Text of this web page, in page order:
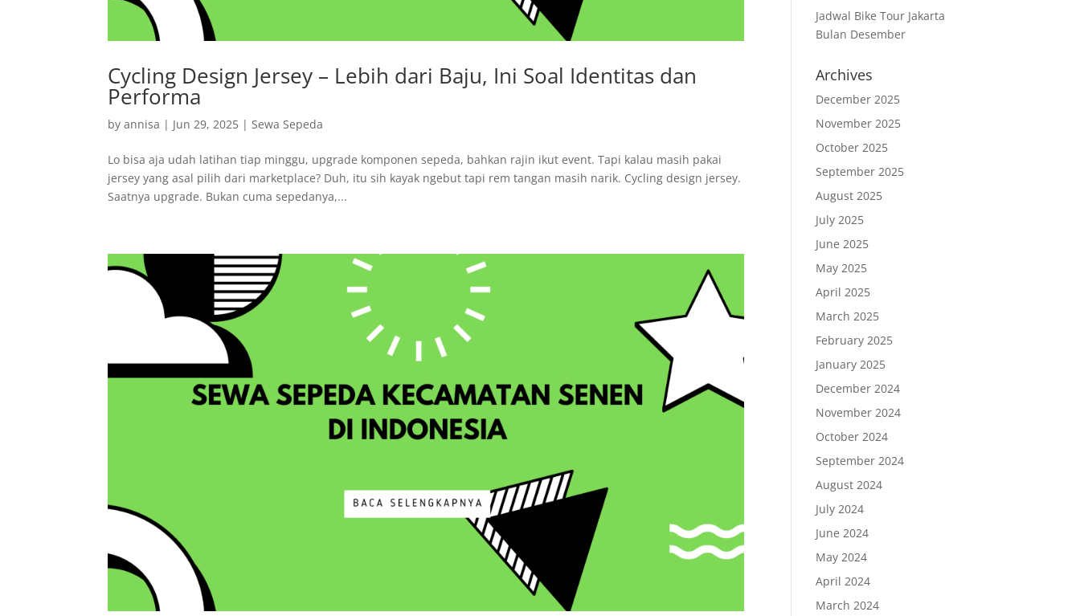
Cycling Design Jersey – Lebih dari Baju, Ini Soal Identitas dan
Performa
byannisa | Jun 29, 2025 |Sewa Sepeda
Lo bisa aja udah latihan tiap minggu, upgrade komponen sepeda, bahkan rajin ikut event. Tapi kalau masih pakai
jersey yang asal pilih dari marketplace? Duh, itu sih kayak ngebut tapi rem tangan masih narik. Cycling design jersey.
Saatnya upgrade. Bukan cuma sepedanya,...
Jadwal Bike Tour Jakarta
Bulan Desember
Archives
December 2025
November 2025
October 2025
September 2025
August 2025
July 2025
June 2025
May 2025
April 2025
March 2025
February 2025
January 2025
December 2024
November 2024
October 2024
September 2024
August 2024
July 2024
June 2024
May 2024
April 2024
March 2024